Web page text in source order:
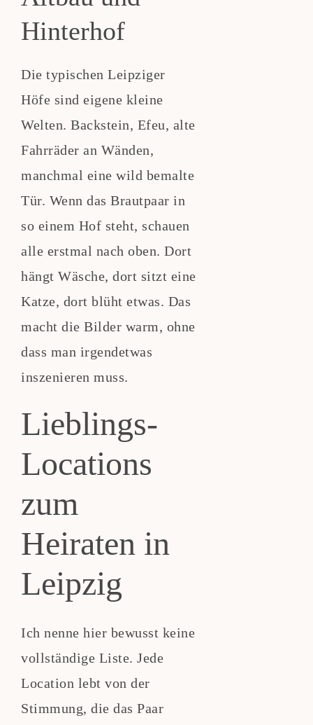
Hinterhof
Die typischen Leipziger
Höfe sind eigene kleine
Welten. Backstein, Efeu, alte
Fahrräder an Wänden,
manchmal eine wild bemalte
Tür. Wenn das Brautpaar in
so einem Hof steht, schauen
alle erstmal nach oben. Dort
hängt Wäsche, dort sitzt eine
Katze, dort blüht etwas. Das
macht die Bilder warm, ohne
dass man irgendetwas
inszenieren muss.
Lieblings-
Locations
zum
Heiraten in
Leipzig
Ich nenne hier bewusst keine
vollständige Liste. Jede
Location lebt von der
Stimmung, die das Paar